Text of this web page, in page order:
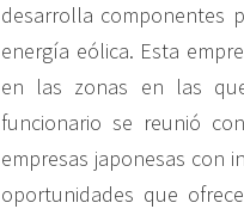
desarrolla componentes
energía eólica. Esta
en las zonas en las
funcionario se reunió
empresas japonesas con
oportunidades que